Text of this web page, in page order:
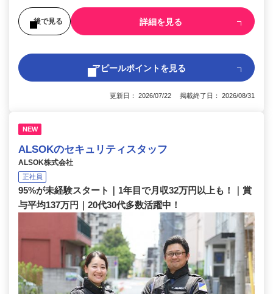
後で見る 詳細を見る
アピールポイントを見る
更新日： 2026/07/22 掲載終了日： 2026/08/31
NEW
ALSOKのセキュリティスタッフ
ALSOK株式会社
正社員
95%が未経験スタート｜1年目で月収32万円以上も！｜賞
与平均137万円｜20代30代多数活躍中！